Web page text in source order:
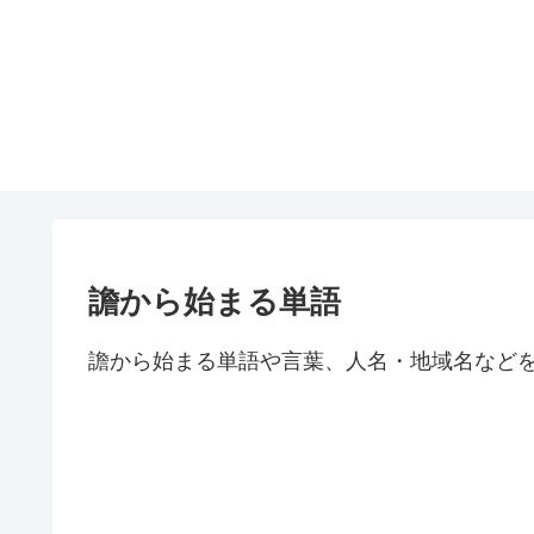
譫から始まる単語
譫から始まる単語や言葉、人名・地域名など